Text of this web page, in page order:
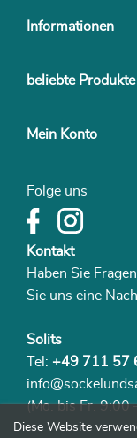
Informationen
beliebte Produkte
Mein Konto
Folge uns
Kontakt
Haben Sie
Sie uns eine
Solits
Tel: +49 711 57
(Mo. bis Fr. 9:00
Diese Website